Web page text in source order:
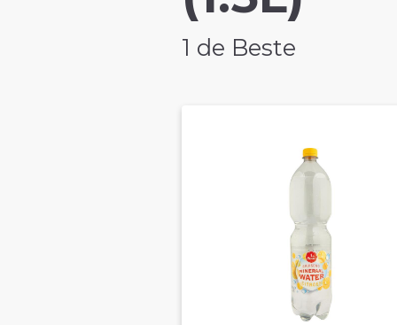
1 de Beste